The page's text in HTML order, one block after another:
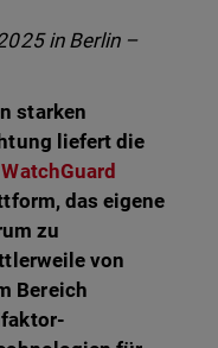
in Berlin –
starken
liefert die
WatchGuard
das eigene
zu
von
Bereich